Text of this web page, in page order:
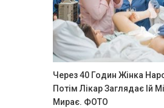
Через 40 Годин Жінка
Потім Лікар Заглядає Iй
Мирає. ФОТО